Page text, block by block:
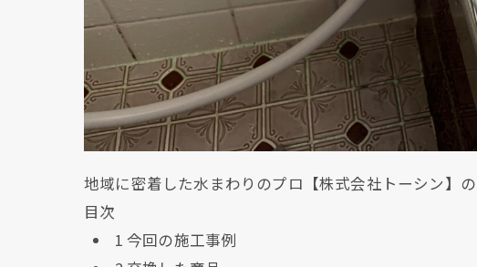
地域に密着した水まわりのプロ【株式会社トーシン】の
目次
1 今回の施工事例